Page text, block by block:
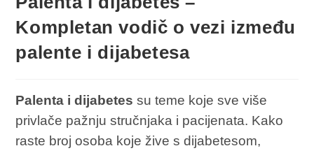
Kompletan vodič o vezi između
palente i dijabetesa
Palenta i dijabetes su teme koje sve više
privlače pažnju stručnjaka i pacijenata. Kako
raste broj osoba koje žive s dijabetesom,